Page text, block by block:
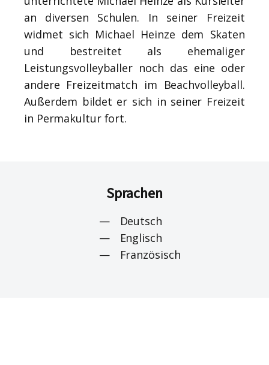
an diversen Schulen. In seiner Freizeit
widmet sich Michael Heinze dem Skaten
und bestreitet als ehemaliger
Leistungsvolleyballer noch das eine oder
andere Freizeitmatch im Beachvolleyball.
Außerdem bildet er sich in seiner Freizeit
in Permakultur fort.
Sprachen
Deutsch
Englisch
Französisch